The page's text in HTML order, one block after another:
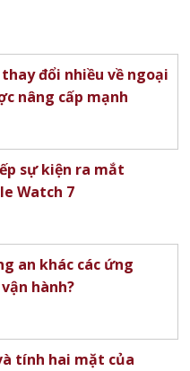
đổi nhiều về ngoại
nâng cấp mạnh
sự kiện ra mắt
Watch 7
an khác các ứng
hành?
tính hai mặt của